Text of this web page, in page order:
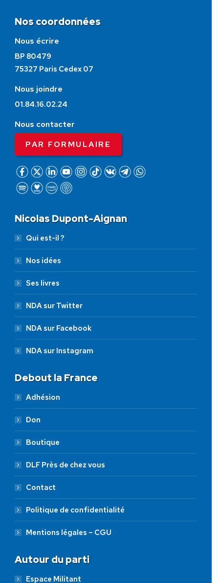
Nos coordonnées
Nous écrire
BP 80479
75327 Paris Cedex 07
Nous joindre
01.84.16.02.24
Nous contacter
PAR FORMULAIRE
Nicolas Dupont-Aignan
Qui est-il ?
Nos idées
Ses livres
NDA sur Twitter
NDA sur Facebook
NDA sur Instagram
Debout la France
Adhésion
Don
Boutique
DLF Près de chez vous
Contact
Politique de confidentialité
Mentions légales – CGU
Autour du parti
Espace Militant